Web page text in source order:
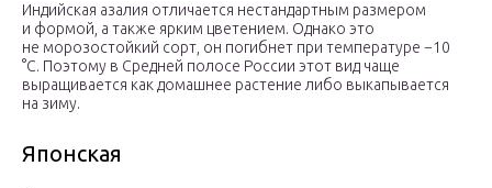
Индийская азалия отличается нестандартным размером
и формой, а также ярким цветением. Однако это
не морозостойкий сорт, он погибнет при температуре −10
°C. Поэтому в Средней полосе России этот вид чаще
выращивается как домашнее растение либо выкапывается
на зиму.
Японская